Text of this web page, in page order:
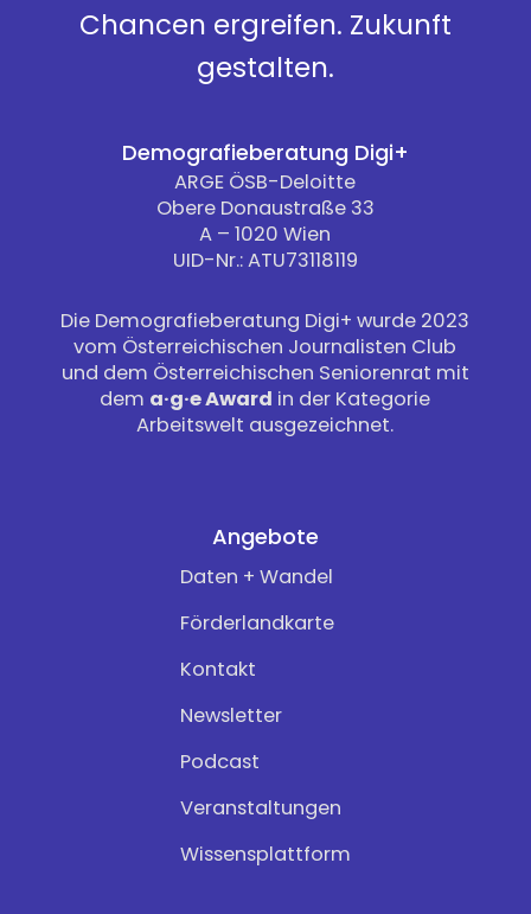
Chancen ergreifen. Zukunft
gestalten.
Demografieberatung Digi+
ARGE ÖSB-Deloitte
Obere Donaustraße 33
A – 1020 Wien
UID-Nr.: ATU73118119
Die Demografieberatung Digi+ wurde 2023
vom Österreichischen Journalisten Club
und dem Österreichischen Seniorenrat mit
dem a·g·e Award in der Kategorie
Arbeitswelt ausgezeichnet.
Angebote
Daten + Wandel
Förderlandkarte
Kontakt
Newsletter
Podcast
Veranstaltungen
Wissensplattform